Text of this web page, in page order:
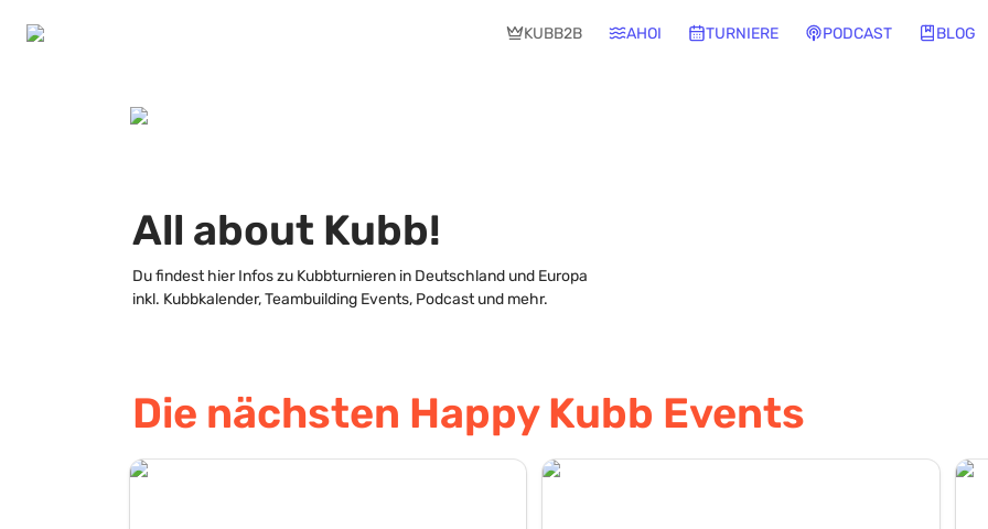
KUBB2B AHOI TURNIERE PODCAST BLOG
All about Kubb!
Du findest hier Infos zu Kubbturnieren in Deutschland und Europa
inkl. Kubbkalender, Teambuilding Events, Podcast und mehr.
Die nächsten Happy Kubb Events
AHOI Sundowner 2026 Flensburger Sommer 2026